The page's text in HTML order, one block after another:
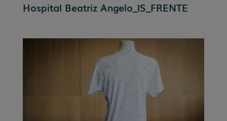
Hospital Beatriz Angelo_IS_FRENTE